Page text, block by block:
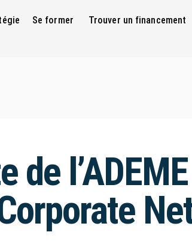
Se former Trouver un financement
de